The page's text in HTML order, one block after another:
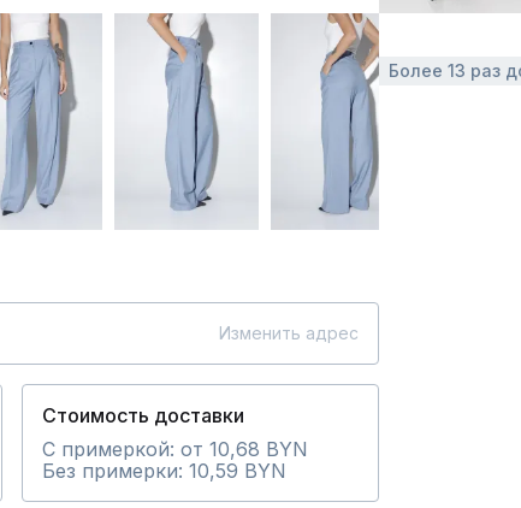
Изменить адрес
Стоимость доставки
С примеркой: от 10,68 BYN
Без примерки: 10,59 BYN
Более 13 раз